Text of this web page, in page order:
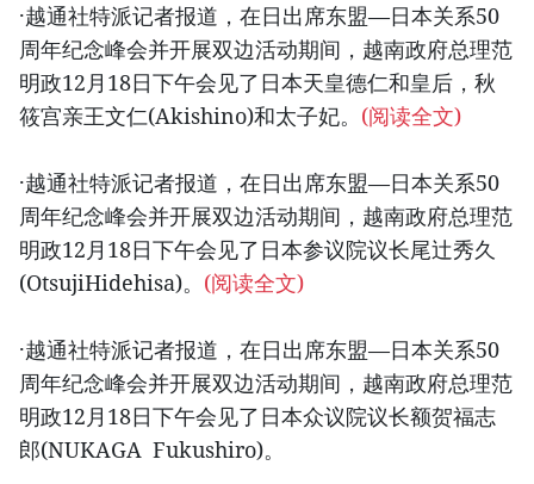
·越通社特派记者报道，在日出席东盟—日本关系50
周年纪念峰会并开展双边活动期间，越南政府总理范
明政12月18日下午会见了日本天皇德仁和皇后，秋
筱宫亲王文仁(Akishino)和太子妃。 (阅读全文)
·越通社特派记者报道，在日出席东盟—日本关系50
周年纪念峰会并开展双边活动期间，越南政府总理范
明政12月18日下午会见了日本参议院议长尾辻秀久
(OtsujiHidehisa)。 (阅读全文)
·越通社特派记者报道，在日出席东盟—日本关系50
周年纪念峰会并开展双边活动期间，越南政府总理范
明政12月18日下午会见了日本众议院议长额贺福志
郎(NUKAGA Fukushiro)。